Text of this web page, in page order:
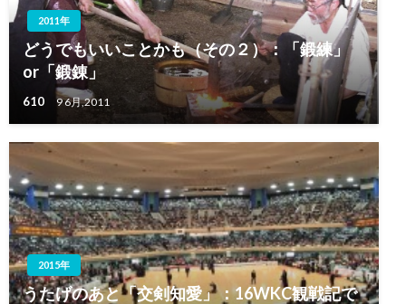
2011年
どうでもいいことかも（その２）：「鍛練」
or「鍛錬」
610 9 6月,2011
2015年
うたげのあと「交剣知愛」：16WKC観戦記で